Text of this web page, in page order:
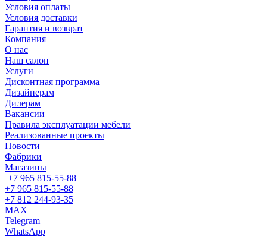
Условия оплаты
Условия доставки
Гарантия и возврат
Компания
О нас
Наш салон
Услуги
Дисконтная программа
Дизайнерам
Дилерам
Вакансии
Правила эксплуатации мебели
Реализованные проекты
Новости
Фабрики
Магазины
+7 965 815-55-88
+7 965 815-55-88
+7 812 244-93-35
MAX
Telegram
WhatsApp